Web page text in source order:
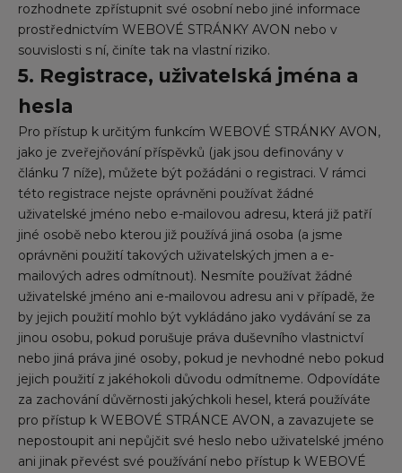
rozhodnete zpřístupnit své osobní nebo jiné informace
prostřednictvím WEBOVÉ STRÁNKY AVON nebo v
souvislosti s ní, činíte tak na vlastní riziko.
5. Registrace, uživatelská jména a
hesla
Pro přístup k určitým funkcím WEBOVÉ STRÁNKY AVON,
jako je zveřejňování příspěvků (jak jsou definovány v
článku 7 níže), můžete být požádáni o registraci. V rámci
této registrace nejste oprávněni používat žádné
uživatelské jméno nebo e-mailovou adresu, která již patří
jiné osobě nebo kterou již používá jiná osoba (a jsme
oprávněni použití takových uživatelských jmen a e-
mailových adres odmítnout). Nesmíte používat žádné
uživatelské jméno ani e-mailovou adresu ani v případě, že
by jejich použití mohlo být vykládáno jako vydávání se za
jinou osobu, pokud porušuje práva duševního vlastnictví
nebo jiná práva jiné osoby, pokud je nevhodné nebo pokud
jejich použití z jakéhokoli důvodu odmítneme. Odpovídáte
za zachování důvěrnosti jakýchkoli hesel, která používáte
pro přístup k WEBOVÉ STRÁNCE AVON, a zavazujete se
nepostoupit ani nepůjčit své heslo nebo uživatelské jméno
ani jinak převést své používání nebo přístup k WEBOVÉ